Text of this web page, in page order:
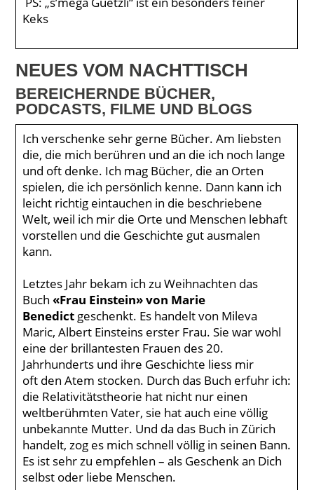
Keks
NEUES VOM NACHTTISCH
BEREICHERNDE BÜCHER,
PODCASTS, FILME UND BLOGS
Ich verschenke sehr gerne Bücher. Am liebsten
die, die mich berühren und an die ich noch lange
und oft denke. Ich mag Bücher, die an Orten
spielen, die ich persönlich kenne. Dann kann ich
leicht richtig eintauchen in die beschriebene
Welt, weil ich mir die Orte und Menschen lebhaft
vorstellen und die Geschichte gut ausmalen
kann.
Letztes Jahr bekam ich zu Weihnachten das
Buch «Frau Einstein» von Marie
Benedictgeschenkt. Es handelt von Mileva
Maric, Albert Einsteins erster Frau. Sie war wohl
eine der brillantesten Frauen des 20.
Jahrhunderts und ihre Geschichte liess mir
oft den Atem stocken. Durch das Buch erfuhr ich:
die Relativitätstheorie hat nicht nur einen
weltberühmten Vater, sie hat auch eine völlig
unbekannte Mutter. Und da das Buch in Zürich
handelt, zog es mich schnell völlig in seinen Bann.
Es ist sehr zu empfehlen – als Geschenk an Dich
selbst oder liebe Menschen.